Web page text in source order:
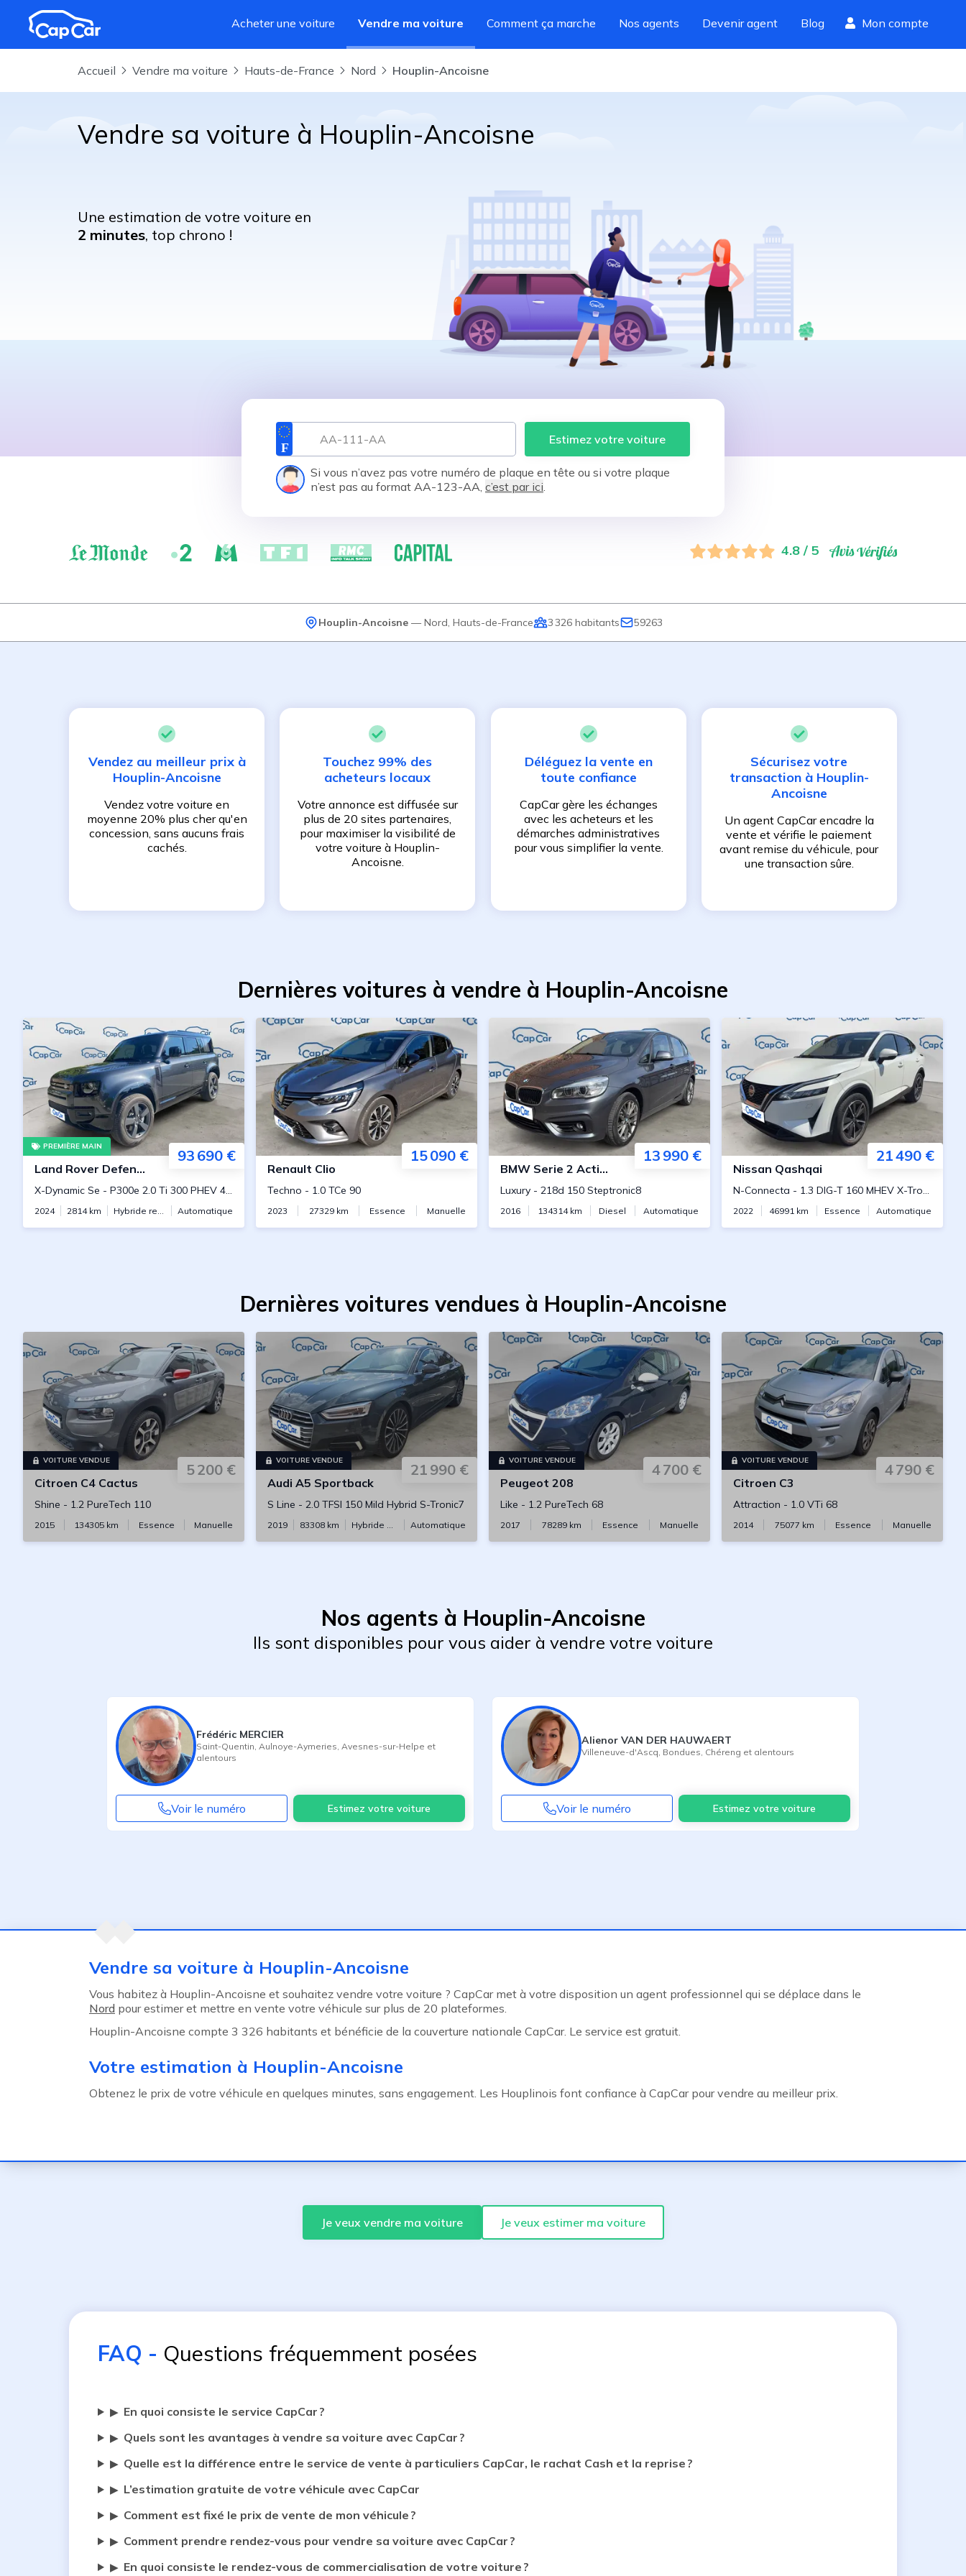
Aller au contenu principal
Acheter une voiture
Vendre ma voiture Comment ça marche Nos agents Devenir agent Blog Mon compte
Accueil Vendre ma voiture Hauts-de-France Nord Houplin-Ancoisne
Vendre sa voiture à Houplin-Ancoisne
Une estimation de votre voiture en
2 minutes, top chrono !
Estimez votre voiture
Si vous n’avez pas votre numéro de plaque en tête ou si votre plaque
n’est pas au format AA-123-AA, c’est par ici.
4.8 / 5
Houplin-Ancoisne— Nord Hauts-de-France 3 326habitants 59263
Vendez au meilleur prix à
Houplin-Ancoisne
Vendez votre voiture en
moyenne 20% plus cher qu'en
concession, sans aucuns frais
cachés.
Touchez 99% des
acheteurs locaux
Votre annonce est diffusée sur
plus de 20 sites partenaires,
pour maximiser la visibilité de
votre voiture à Houplin-
Ancoisne.
Déléguez la vente en
toute confiance
CapCar gère les échanges
avec les acheteurs et les
démarches administratives
pour vous simplifier la vente.
Sécurisez votre
transaction à Houplin-
Ancoisne
Un agent CapCar encadre la
vente et vérifie le paiement
avant remise du véhicule, pour
une transaction sûre.
Dernières voitures à vendre à Houplin-Ancoisne
PREMIÈRE MAIN
93 690 €
Land Rover Defender
X-Dynamic Se - P300e 2.0 Ti 300 PHEV 4WD BVA
2024 2814km Hybride rechargeable Automatique
15 090 €
Renault Clio
Techno - 1.0 TCe 90
2023 27329km Essence Manuelle
13 990 €
BMW Serie 2 Active Tourer
Luxury - 218d 150 Steptronic8
2016 134314km Diesel Automatique
21 490 €
Nissan Qashqai
N-Connecta - 1.3 DIG-T 160 MHEV X-Tronic
2022 46991 km Essence Automatique
Dernières voitures vendues à Houplin-Ancoisne
VOITURE VENDUE
5 200 €
Citroen C4 Cactus
Shine - 1.2 PureTech 110
2015 134305 km Essence Manuelle
VOITURE VENDUE
21 990 €
Audi A5 Sportback
S Line - 2.0 TFSI 150 Mild Hybrid S-Tronic7
2019 83308 km Hybride essence Automatique
VOITURE VENDUE
4 700 €
Peugeot 208
Like - 1.2 PureTech 68
2017 78289km Essence Manuelle
VOITURE VENDUE
4 790 €
Citroen C3
Attraction - 1.0 VTi 68
2014 75077 km Essence Manuelle
Nos agents à Houplin-Ancoisne
Ils sont disponibles pour vous aider à vendre votre voiture
Frédéric MERCIER
Saint-Quentin Aulnoye-Aymeries Avesnes-sur-Helpe et
alentours
Voir le numéro Estimez votre voiture
Alienor VAN DER HAUWAERT
Villeneuve-d'Ascq Bondues Chéreng et alentours
Voir le numéro Estimez votre voiture
Agent précédentVendre sa voiture à Houplin-Ancoisne
Vous habitez à Houplin-Ancoisne et souhaitez vendre votre voiture ? CapCar met à votre disposition un agent professionnel qui se déplace dans le
Nord pour estimer et mettre en vente votre véhicule sur plus de 20 plateformes.
Houplin-Ancoisne compte 3 326 habitants et bénéficie de la couverture nationale CapCar. Le service est gratuit.
Votre estimation à Houplin-Ancoisne
Obtenez le prix de votre véhicule en quelques minutes, sans engagement. Les Houplinois font confiance à CapCar pour vendre au meilleur prix.
Je veux vendre ma voiture Je veux estimer ma voiture
FAQ - Questions fréquemment posées
▶ En quoi consiste le service CapCar ?
▶ Quels sont les avantages à vendre sa voiture avec CapCar ?
▶ Quelle est la différence entre le service de vente à particuliers CapCar, le rachat Cash et la reprise ?
▶ L’estimation gratuite de votre véhicule avec CapCar
▶ Comment est fixé le prix de vente de mon véhicule ?
▶ Comment prendre rendez-vous pour vendre sa voiture avec CapCar ?
▶ En quoi consiste le rendez-vous de commercialisation de votre voiture ?